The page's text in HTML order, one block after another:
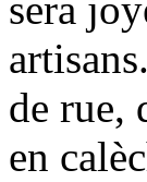
sera
de rue,
en